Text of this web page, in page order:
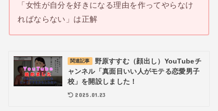
「女性が自分を好きになる理由を作ってやらなけ
ればならない」は正解
関連記事
野原すすむ（顔出し）YouTubeチ
ャンネル「真面目いい人がモテる恋愛男子
校」を開設しました！
2025.01.23